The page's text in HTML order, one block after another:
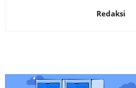
Redaksi